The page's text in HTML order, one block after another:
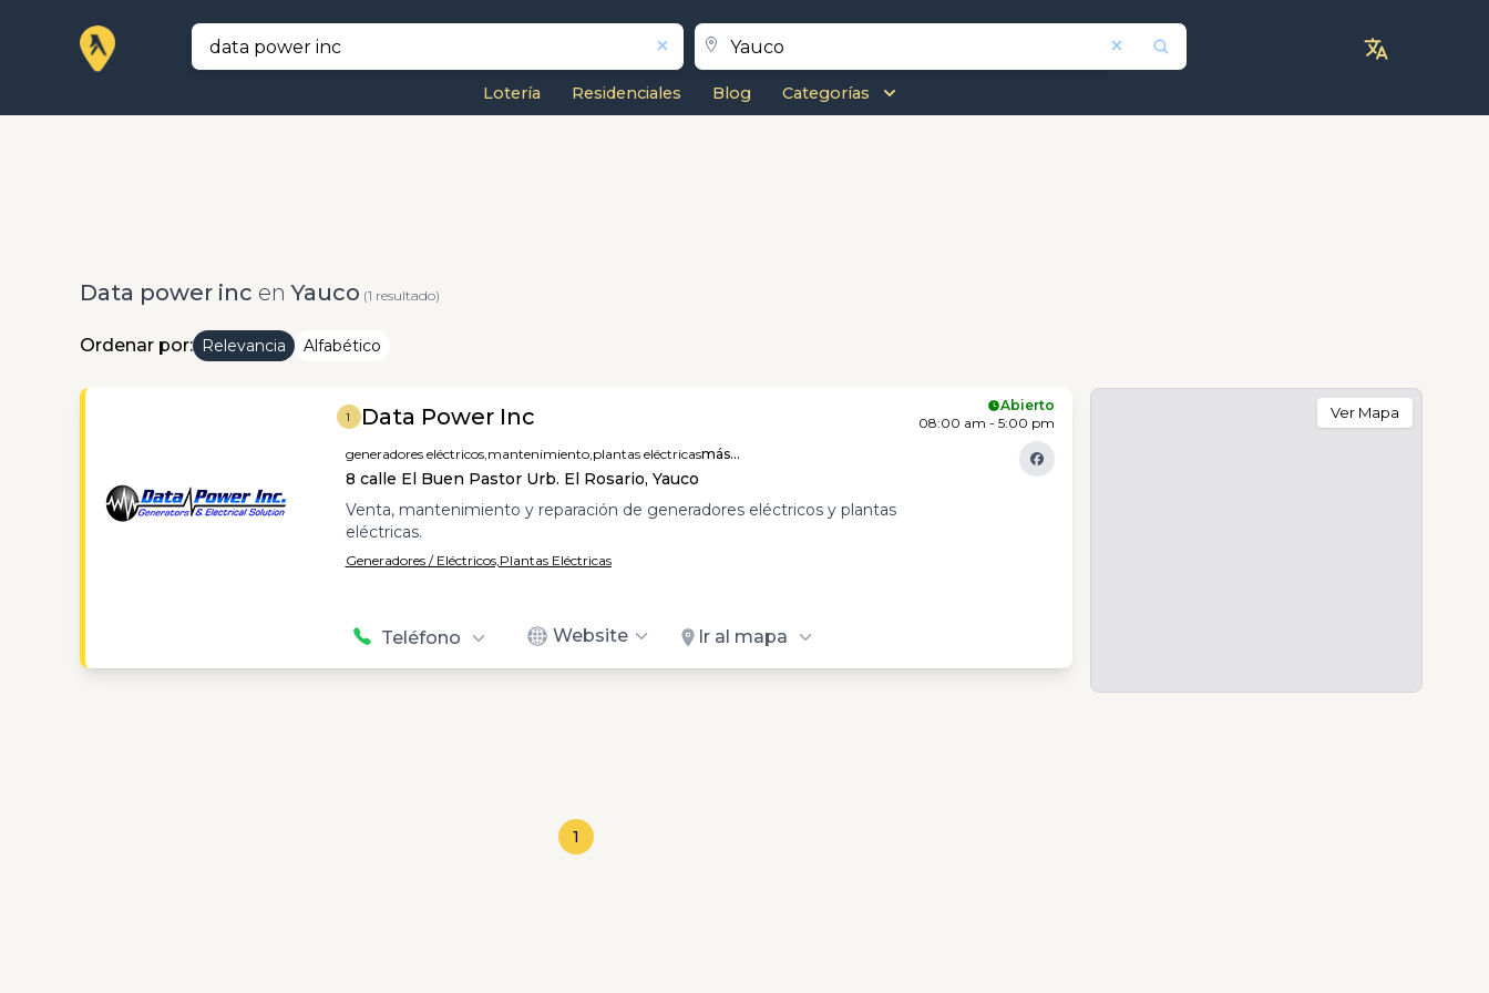
Lotería Residenciales Blog Categorías
Data power inc enYauco (1 resultado)
Ordenar por: Relevancia Alfabético
1 Data Power Inc
generadores eléctricos,mantenimiento,plantas eléctricasmás...
8 calle El Buen Pastor Urb. El Rosario, Yauco
Venta, mantenimiento y reparación de generadores eléctricos y plantas
eléctricas.
Generadores / Eléctricos,Plantas Eléctricas
Teléfono Website Ir al mapa
Abierto
08:00 am - 5:00 pm
1
Ver Mapa